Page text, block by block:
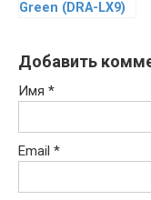
Green (DRA-LX9)
Добавить
Имя *
Email *